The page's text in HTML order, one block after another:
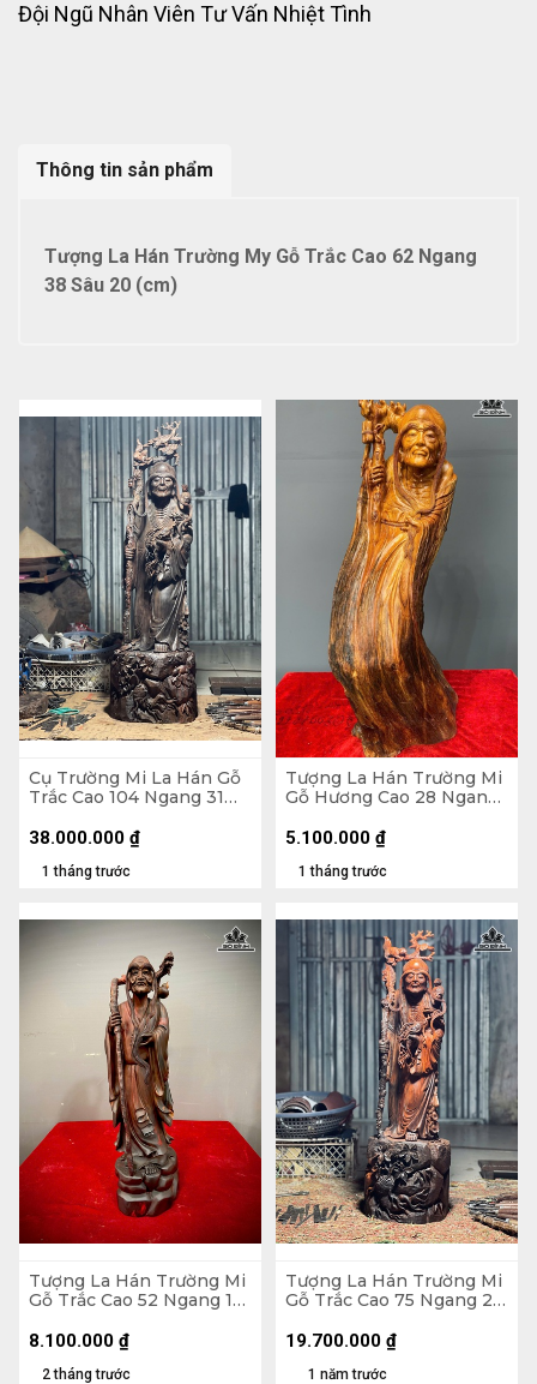
Đội Ngũ Nhân Viên Tư Vấn Nhiệt Tình
Thông tin sản phẩm
Tượng La Hán Trường My Gỗ Trắc Cao 62 Ngang
38 Sâu 20 (cm)
Cụ Trường Mi La Hán Gỗ
Trắc Cao 104 Ngang 31
1 tháng trước
38.000.000 ₫
Tượng La Hán Trường Mi
Gỗ Hương Cao 28 Ngang
1 tháng trước
5.100.000 ₫
Tượng La Hán Trường Mi
Gỗ Trắc Cao 52 Ngang 15
2 tháng trước
8.100.000 ₫
Tượng La Hán Trường Mi
Gỗ Trắc Cao 75 Ngang 22
1 năm trước
19.700.000 ₫